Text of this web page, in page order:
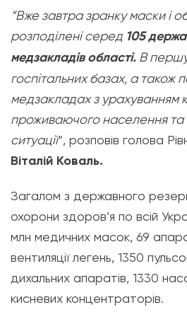
“Вже завтра зранку маски і
розподілені серед 105
медзакладів області. В
госпітальних базах, а також
медзакладах з урахуванням
проживаючого населення та
ситуації“, розповів голова
Віталій Коваль.
Загалом з державного
охорони здоров’я по всій
млн медичних масок, 69
вентиляції легень, 1350
дихальних апаратів, 1330
кисневих концентраторів.